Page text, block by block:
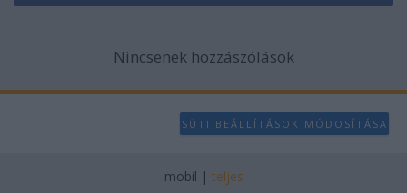
Nincsenek hozzászólások
SÜTI BEÁLLÍTÁSOK MÓDOSÍTÁSA
mobil | teljes